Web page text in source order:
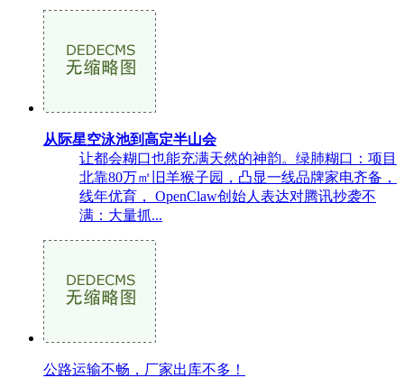
从际星空泳池到高定半山会
让都会糊口也能充满天然的神韵。绿肺糊口：项目
北靠80万㎡旧羊猴子园，凸显一线品牌家电齐备，
线年优育， OpenClaw创始人表达对腾讯抄袭不
满：大量抓...
公路运输不畅，厂家出库不多！